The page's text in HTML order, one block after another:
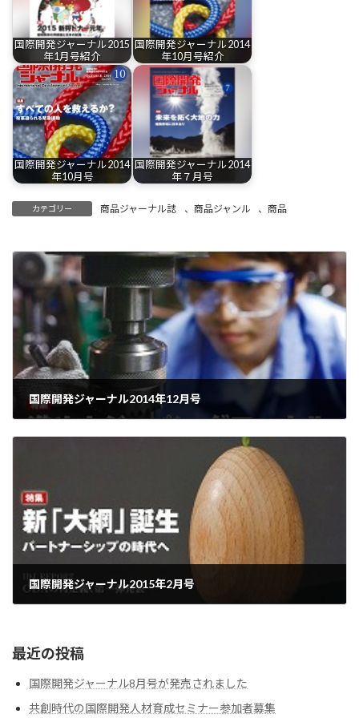
国際開発ジャーナル2015
年1月号紹介
国際開発ジャーナル2014
年10月号紹介
国際開発ジャーナル2014
年10月号
国際開発ジャーナル2014
年７月号
カテゴリー 商品ジャーナル誌 、 商品ジャンル 、商品
国際開発ジャーナル2014年12月号
国際開発ジャーナル2015年2月号
最近の投稿
国際開発ジャーナル8月号が発売されました
共創時代の国際開発人材育成セミナー参加者募集